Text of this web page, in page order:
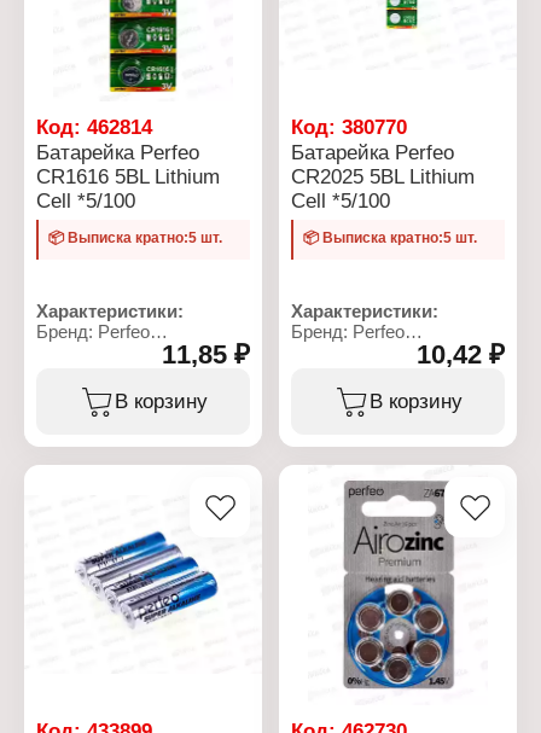
Код: 462814
Батарейка Perfeo
CR1616 5BL Lithium
Cell *5/100
📦 Выписка кратно:5 шт.
Характеристики:
Бренд: Perfeo
Артикул: PF CR1616/5BL
Тип товара: Батарейка
Типоразмер: CR1616
Количество в упаковке: 5
Упаковка: блистер
11,85 ₽
В корзину
Код:380770
Батарейка Perfeo
CR2025 5BL Lithium
Cell *5/100
📦 Выписка кратно:5 шт.
Характеристики:
Бренд: Perfeo
Артикул: PF CR2025/5BL
Тип товара: Батарейка
Типоразмер: CR2025
Количество в упаковке: 5
Упаковка: блистер
10,42 ₽
В корзину